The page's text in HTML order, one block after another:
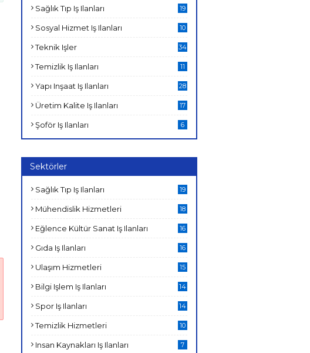
Sağlık Tıp Iş Ilanları 19
Sosyal Hizmet Iş Ilanları 10
Teknik Işler 34
Temizlik Iş Ilanları 11
Yapı Inşaat Iş Ilanları 28
Üretim Kalite Iş Ilanları 17
Şoför Iş Ilanları 6
Sektörler
Sağlık Tıp Iş Ilanları 19
Mühendislik Hizmetleri 18
Eğlence Kültür Sanat Iş Ilanları 16
Gıda Iş Ilanları 16
Ulaşım Hizmetleri 15
Bilgi Işlem Iş Ilanları 14
Spor Iş Ilanları 14
Temizlik Hizmetleri 10
Insan Kaynakları Iş Ilanları 7